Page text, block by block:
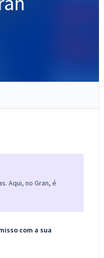
Aqui, no Gran, é
com a sua